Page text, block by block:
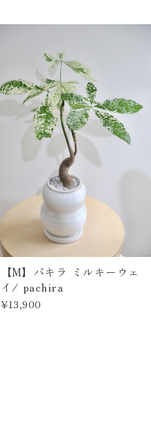
【M】パキラ ミルキーウェ
イ/ pachira
¥13,900